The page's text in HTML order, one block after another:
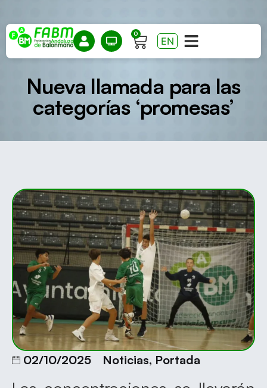
0
EN
Nueva llamada para las
categorías ‘promesas’
02/10/2025 Noticias, Portada